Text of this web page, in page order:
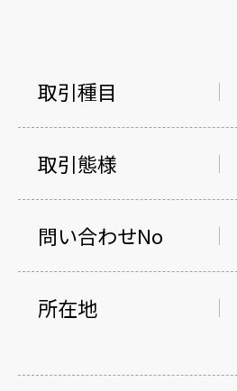
取引種目
取引態様
問い合わせNo
所在地